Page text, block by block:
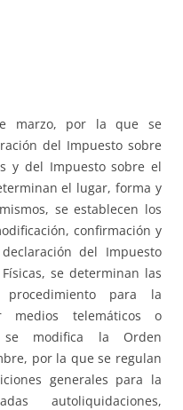
marzo, por la que se
del Impuesto sobre
y del Impuesto sobre el
el lugar, forma y
se establecen los
confirmación y
del Impuesto
se determinan las
para la
medios telemáticos o
modifica la Orden
por la que se regulan
generales para la
autoliquidaciones,